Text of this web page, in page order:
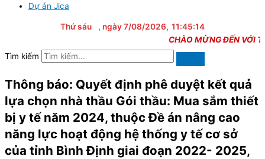
Dự án Jica
Thứ sáu , ngày 7/08/2026, 11:45:15
CHÀO MỪNG ĐẾN VỚI
Tìm kiếm
Thông báo: Quyết định phê duyệt kết quả
lựa chọn nhà thầu Gói thầu: Mua sắm thiết
bị y tế năm 2024, thuộc Đề án nâng cao
năng lực hoạt động hệ thống y tế cơ sở
của tỉnh Bình Định giai đoạn 2022- 2025,